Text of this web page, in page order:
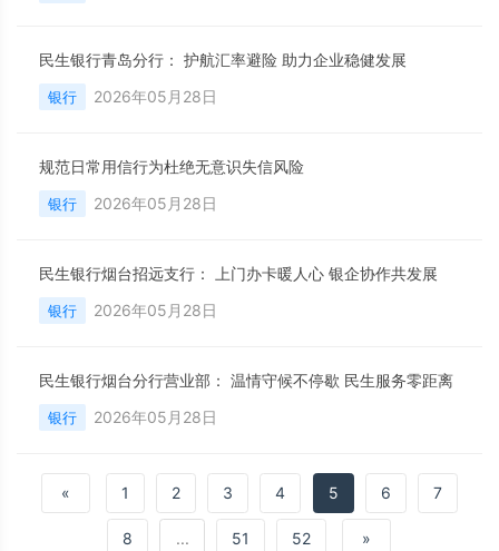
民生银行青岛分行： 护航汇率避险 助力企业稳健发展
银行 2026年05月28日
规范日常用信行为杜绝无意识失信风险
银行 2026年05月28日
民生银行烟台招远支行： 上门办卡暖人心 银企协作共发展
银行 2026年05月28日
民生银行烟台分行营业部： 温情守候不停歇 民生服务零距离
银行 2026年05月28日
« 1 2 3 4 5 6 7
8 ... 51 52 »